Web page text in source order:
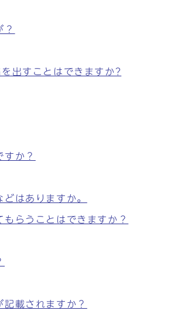
出すことはできますか?
か？
はありますか。
らうことはできますか？
載されますか？